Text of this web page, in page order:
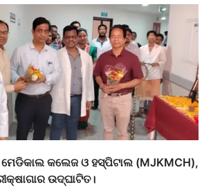
ମେଡିକାଲ କଲେଜ ଓ ହସ୍ପିଟାଲ (MJKMCH),
ଉଦ୍ଘାଟିତ।